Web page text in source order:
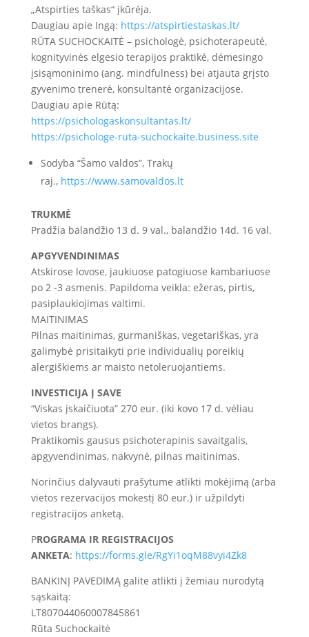
„Atspirties taškas“ įkūrėja.
Daugiau apie Ingą: https://atspirtiestaskas.lt/
RŪTA SUCHOCKAITĖ – psichologė, psichoterapeutė,
kognityvinės elgesio terapijos praktikė, dėmesingo
įsisąmoninimo (ang. mindfulness) bei atjauta grįsto
gyvenimo trenerė, konsultantė organizacijose.
Daugiau apie Rūtą:
https://psichologaskonsultantas.lt/
https://psichologe-ruta-suchockaite.business.site
Sodyba “Šamo valdos”, Trakų
raj., https://www.samovaldos.lt
TRUKMĖ
Pradžia balandžio 13 d. 9 val., balandžio 14d. 16 val.
APGYVENDINIMAS
Atskirose lovose, jaukiuose patogiuose kambariuose
po 2 -3 asmenis. Papildoma veikla: ežeras, pirtis,
pasiplaukiojimas valtimi.
MAITINIMAS
Pilnas maitinimas, gurmaniškas, vegetariškas, yra
galimybė prisitaikyti prie individualių poreikių
alergiškiems ar maisto netoleruojantiems.
INVESTICIJA Į SAVE
“Viskas įskaičiuota” 270 eur. (iki kovo 17 d. vėliau
vietos brangs).
Praktikomis gausus psichoterapinis savaitgalis,
apgyvendinimas, nakvynė, pilnas maitinimas.
Norinčius dalyvauti prašytume atlikti mokėjimą (arba
vietos rezervacijos mokestį 80 eur.) ir užpildyti
registracijos anketą.
PROGRAMA IR REGISTRACIJOS
ANKETA: https://forms.gle/RgYi1oqM88vyi4Zk8
BANKINĮ PAVEDIMĄ galite atlikti į žemiau nurodytą
sąskaitą:
LT807044060007845861
Rūta Suchockaitė